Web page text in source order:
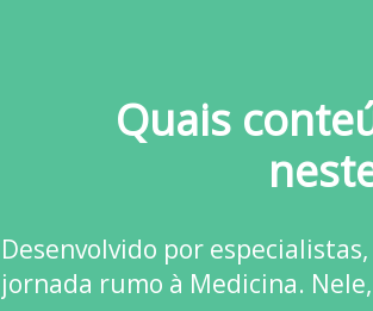
Quais
Desenvolvido por
jornada rumo à Medicina.